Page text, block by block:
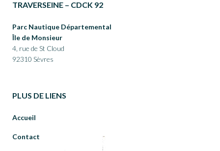
TRAVERSEINE – CDCK 92
Parc Nautique Départemental
Île de Monsieur
4, rue de St Cloud
92310 Sèvres
PLUS DE LIENS
Accueil
Contact